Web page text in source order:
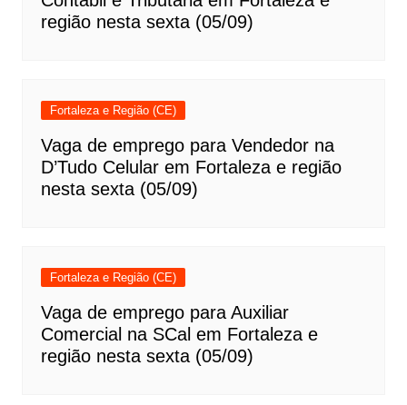
região nesta sexta (05/09)
Fortaleza e Região (CE)
Vaga de emprego para Vendedor na
D’Tudo Celular em Fortaleza e região
nesta sexta (05/09)
Fortaleza e Região (CE)
Vaga de emprego para Auxiliar
Comercial na SCal em Fortaleza e
região nesta sexta (05/09)